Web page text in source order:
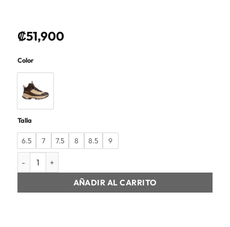
₡51,900
Color
Talla
6.5 7 7.5 8 8.5
9
MUJER CASCADE WP WOMENS cantidad
AÑADIR AL CARRITO